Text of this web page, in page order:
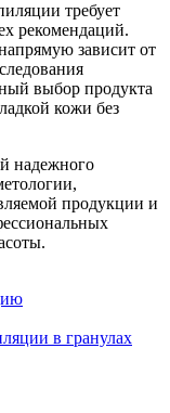
требует
рекомендаций.
зависит от
выбор продукта
кожи без
надежного
продукции и
в гранулах